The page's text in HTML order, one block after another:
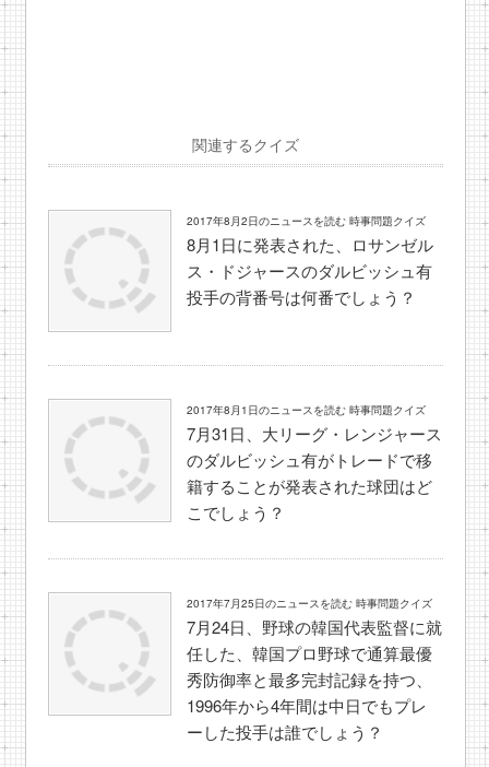
関連するクイズ
2017年8月2日のニュースを読む 時事問題クイズ
8月1日に発表された、ロサンゼル
ス・ドジャースのダルビッシュ有
投手の背番号は何番でしょう？
2017年8月1日のニュースを読む 時事問題クイズ
7月31日、大リーグ・レンジャース
のダルビッシュ有がトレードで移
籍することが発表された球団はど
こでしょう？
2017年7月25日のニュースを読む 時事問題クイズ
7月24日、野球の韓国代表監督に就
任した、韓国プロ野球で通算最優
秀防御率と最多完封記録を持つ、
1996年から4年間は中日でもプレ
ーした投手は誰でしょう？